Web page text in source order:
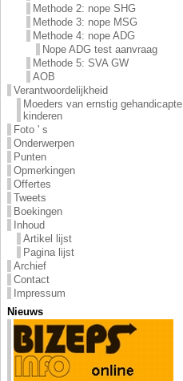
Methode 2: nope SHG
Methode 3: nope MSG
Methode 4: nope ADG
Nope ADG test aanvraag
Methode 5: SVA GW
AOB
Verantwoordelijkheid
Moeders van ernstig gehandicapte
kinderen
Foto ' s
Onderwerpen
Punten
Opmerkingen
Offertes
Tweets
Boekingen
Inhoud
Artikel lijst
Pagina lijst
Archief
Contact
Impressum
Nieuws